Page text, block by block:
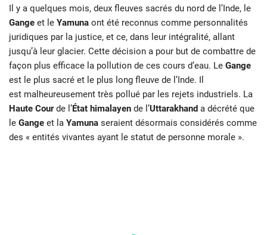
Il y a quelques mois, deux fleuves sacrés du nord de l’Inde, le
Gange et le Yamuna ont été reconnus comme personnalités
juridiques par la justice, et ce, dans leur intégralité, allant
jusqu’à leur glacier. Cette décision a pour but de combattre de
façon plus efficace la pollution de ces cours d’eau. Le Gange
est le plus sacré et le plus long fleuve de l’Inde. Il
est malheureusement très pollué par les rejets industriels. La
Haute Courde l’État himalayen de l’Uttarakhand a décrété que
le Gange et la Yamuna seraient désormais considérés comme
des « entités vivantes ayant le statut de personne morale ».